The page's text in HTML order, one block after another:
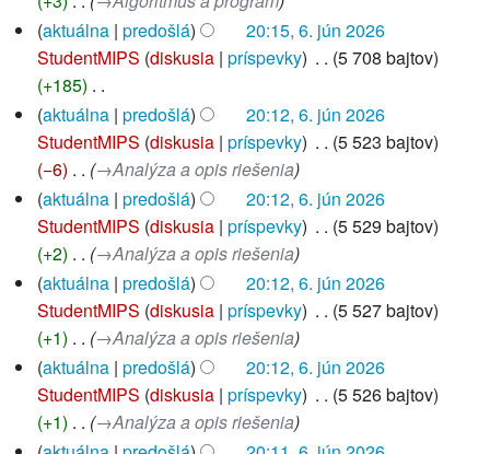
n
u
t
í
e
d
i
t
a
c
e
aktuálna predošlá
20:15, 6. jún 2026
StudentMIPS diskusia príspevky
5 708 bajtov
+185
B
e
z
s
h
r
n
u
t
í
e
d
i
aktuálna predošlá
20:12, 6. jún 2026
StudentMIPS diskusia príspevky
5 523 bajtov
−6
→‎Analýza a opis riešenia
aktuálna predošlá
20:12, 6. jún 2026
StudentMIPS diskusia príspevky
5 529 bajtov
+2
→‎Analýza a opis riešenia
aktuálna predošlá
20:12, 6. jún 2026
StudentMIPS diskusia príspevky
5 527 bajtov
+1
→‎Analýza a opis riešenia
aktuálna predošlá
20:12, 6. jún 2026
StudentMIPS diskusia príspevky
5 526 bajtov
+1
→‎Analýza a opis riešenia